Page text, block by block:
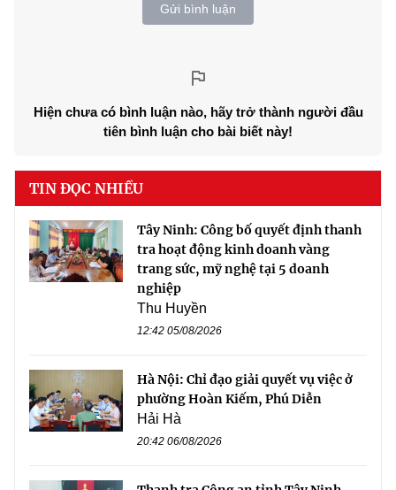
Gửi bình luận
Hiện chưa có bình luận nào, hãy trở thành người đầu
tiên bình luận cho bài biết này!
TIN ĐỌC NHIỀU
Tây Ninh: Công bố quyết định thanh
tra hoạt động kinh doanh vàng
trang sức, mỹ nghệ tại 5 doanh
nghiệp
Thu Huyền
12:42 05/08/2026
Hà Nội: Chỉ đạo giải quyết vụ việc ở
phường Hoàn Kiếm, Phú Diễn
Hải Hà
20:42 06/08/2026